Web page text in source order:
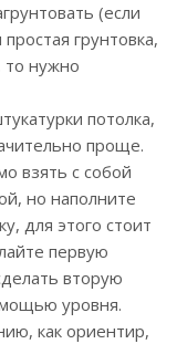
(если
грунтовка,
то нужно
потолка,
проще.
взять с собой
но наполните
для этого стоит
первую
вторую
уровня.
как ориентир,